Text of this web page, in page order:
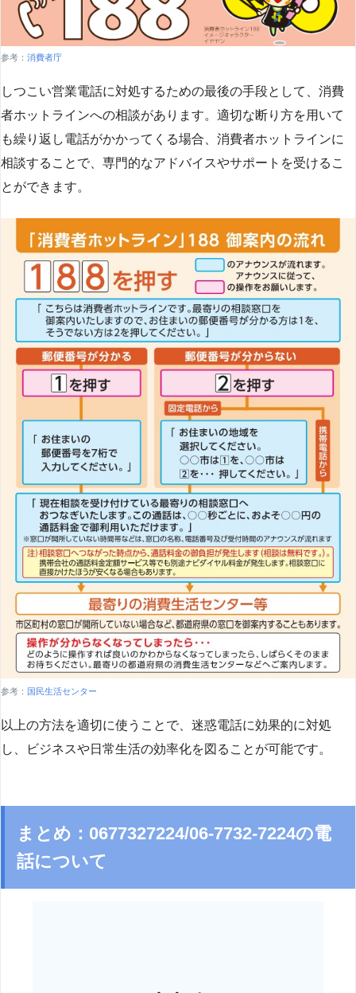
参考： 消費者庁
しつこい営業電話に対処するための最後の手段として、消費
者ホットラインへの相談があります。適切な断り方を用いて
も繰り返し電話がかかってくる場合、消費者ホットラインに
相談することで、専門的なアドバイスやサポートを受けるこ
とができます​​。
参考： 国民生活センター
以上の方法を適切に使うことで、迷惑電話に効果的に対処
し、ビジネスや日常生活の効率化を図ることが可能です。
まとめ：0677327224/06-7732-7224の電
話について